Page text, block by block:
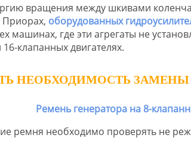
вращения между шкивами
Приорах, оборудованных
машинах, где эти агрегаты не
клапанных двигателях.
НЕОБХОДИМОСТЬ
ремня необходимо проверять не